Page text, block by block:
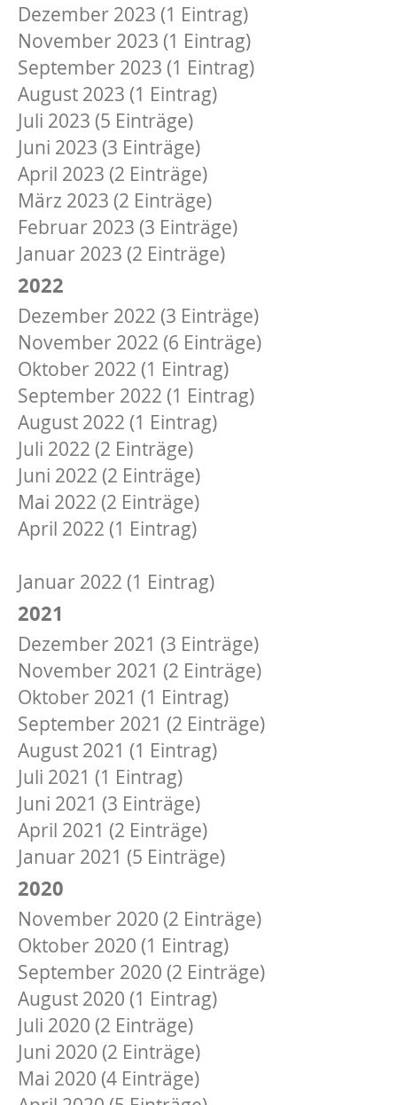
Dezember 2023 (1 Eintrag)
November 2023 (1 Eintrag)
September 2023 (1 Eintrag)
August 2023 (1 Eintrag)
Juli 2023 (5 Einträge)
Juni 2023 (3 Einträge)
April 2023 (2 Einträge)
März 2023 (2 Einträge)
Februar 2023 (3 Einträge)
Januar 2023 (2 Einträge)
2022
Dezember 2022 (3 Einträge)
November 2022 (6 Einträge)
Oktober 2022 (1 Eintrag)
September 2022 (1 Eintrag)
August 2022 (1 Eintrag)
Juli 2022 (2 Einträge)
Juni 2022 (2 Einträge)
Mai 2022 (2 Einträge)
April 2022 (1 Eintrag)
Januar 2022 (1 Eintrag)
2021
Dezember 2021 (3 Einträge)
November 2021 (2 Einträge)
Oktober 2021 (1 Eintrag)
September 2021 (2 Einträge)
August 2021 (1 Eintrag)
Juli 2021 (1 Eintrag)
Juni 2021 (3 Einträge)
April 2021 (2 Einträge)
Januar 2021 (5 Einträge)
2020
November 2020 (2 Einträge)
Oktober 2020 (1 Eintrag)
September 2020 (2 Einträge)
August 2020 (1 Eintrag)
Juli 2020 (2 Einträge)
Juni 2020 (2 Einträge)
Mai 2020 (4 Einträge)